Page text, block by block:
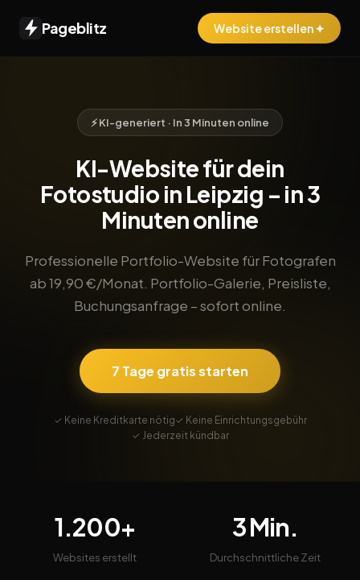
Pageblitz Website erstellen ✦
⚡ KI-generiert · In 3 Minuten online
KI-Website für dein
Fotostudio in Leipzig – in 3
Minuten online
Professionelle Portfolio-Website für Fotografen
ab 19,90 €/Monat. Portfolio-Galerie, Preisliste,
Buchungsanfrage – sofort online.
7 Tage gratis starten
✓ Keine Kreditkarte nötig✓ Keine Einrichtungsgebühr
✓ Jederzeit kündbar
1.200+
Websites erstellt
3 Min.
Durchschnittliche Zeit